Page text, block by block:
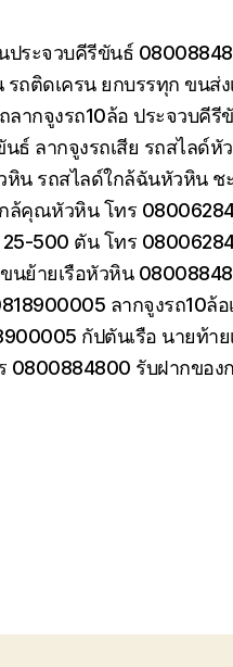
ประจวบคีรีขันธ์
ถติดเครน ยกบรรทุก ขนส่ง
ลากจูงรถ10ล้อ ประจวบคีรี
ธ์ ลากจูงรถเสีย รถสไลด์หั
หิน รถสไลด์ใกล้ฉันหัวหิน ช
ล้คุณหัวหิน โทร
25-500 ตัน โทร
นย้ายเรือหัวหิน
ลากจูงรถ10ล้อ
กัปตันเรือ นายท้าย
0800884800 รับฝากของ